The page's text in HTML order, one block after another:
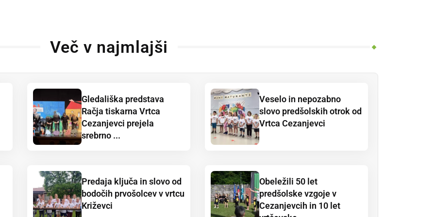
Več v najmlajši
Gledališka predstava
Račja tiskarna Vrtca
Cezanjevci prejela
srebrno ...
Veselo in nepozabno
slovo predšolskih otrok od
Vrtca Cezanjevci
Predaja ključa in slovo od
bodočih prvošolcev v vrtcu
Križevci
Obeležili 50 let
predšolske vzgoje v
Cezanjevcih in 10 let